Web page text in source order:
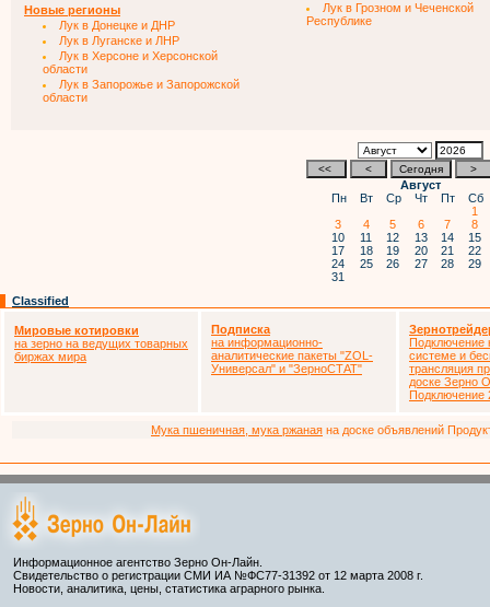
Новые регионы
Лук в Донецке и ДНР
Лук в Луганске и ЛНР
Лук в Херсоне и Херсонской
области
Лук в Запорожье и Запорожской
области
Лук в Грозном и Чеченской
Республике
Август
Пн
Вт Ср Чт Пт Сб
1
3
4 5 6 7
8
10
11 12 13 14 15
17
18 19 20 21 22
24
25 26 27 28 29
31
Classified
Мировые котировки
на зерно на ведущих товарных
биржах мира
Подписка
на информационно-
аналитические пакеты "ZOL-
Универсал" и "ЗерноСТАТ"
Подключение
системе и
трансляция
доске Зерно
Подключение
Мука пшеничная, мука ржаная на доске объявлений
Информационное агентство Зерно Он-Лайн.
Свидетельство о регистрации СМИ ИА №ФС77-31392 от 12 марта 2008 г.
Новости, аналитика, цены, статистика аграрного рынка.